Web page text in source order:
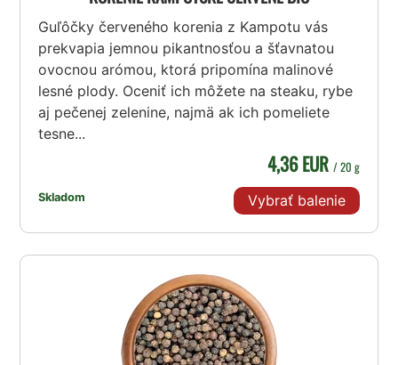
Guľôčky červeného korenia z Kampotu vás
prekvapia jemnou pikantnosťou a šťavnatou
ovocnou arómou, ktorá pripomína malinové
lesné plody. Oceniť ich môžete na steaku, rybe
aj pečenej zelenine, najmä ak ich pomeliete
tesne...
Skladom
4,36 EUR / 20 g
Vybrať balenie